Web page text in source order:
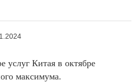
услуг Китая в октябре
максимума.